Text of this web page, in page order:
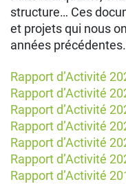
structure… Ces
et projets qui nous
années précédentes.
Rapport d’Activité
Rapport d’Activité
Rapport d’Activité
Rapport d’Activité
Rapport d’Activité
Rapport d’Activité
Rapport d’Activité